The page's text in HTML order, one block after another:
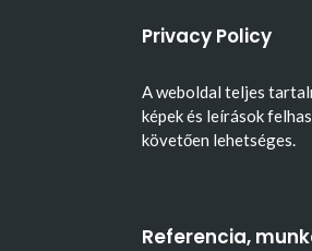
Privacy Policy
A weboldal teljes
képek és leírások
követően lehetséges.
Referencia,